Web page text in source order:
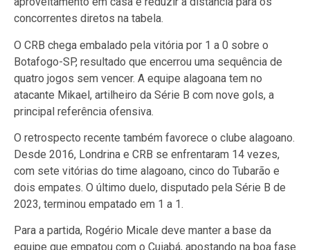
concorrentes diretos na tabela.
O CRB chega embalado pela vitória por 1 a 0 sobre o
Botafogo-SP, resultado que encerrou uma sequência de
quatro jogos sem vencer. A equipe alagoana tem no
atacante Mikael, artilheiro da Série B com nove gols, a
principal referência ofensiva.
O retrospecto recente também favorece o clube alagoano.
Desde 2016, Londrina e CRB se enfrentaram 14 vezes,
com sete vitórias do time alagoano, cinco do Tubarão e
dois empates. O último duelo, disputado pela Série B de
2023, terminou empatado em 1 a 1.
Para a partida, Rogério Micale deve manter a base da
equipe que empatou com o Cuiabá, apostando na boa fase